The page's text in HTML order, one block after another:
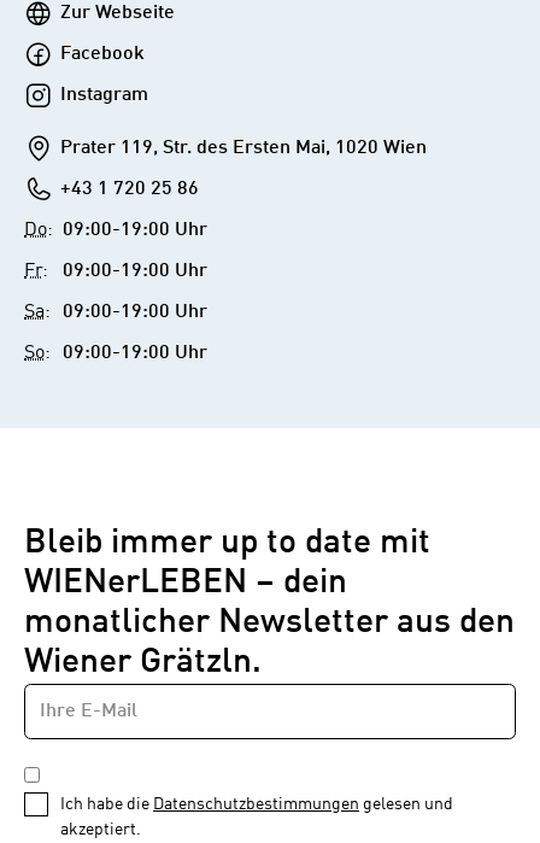
WebseiteZur Webseite
FacebookFacebook
Instagram
Instagram
AddressePrater 119, Str. des Ersten Mai, 1020 Wien
Telefon+43 1 720 25 86
Do: 09:00-19:00 Uhr
Fr: 09:00-19:00 Uhr
Sa: 09:00-19:00 Uhr
So: 09:00-19:00 Uhr
Bleib immer up to date mit
WIENerLEBEN – dein
monatlicher Newsletter aus den
Wiener Grätzln.
Newsletter
1
von
E-
MAIL-
ADRESSE
DATENSCHUTZBESTIMMUNGEN
*
Ich habe die Datenschutzbestimmungen gelesen und
akzeptiert.